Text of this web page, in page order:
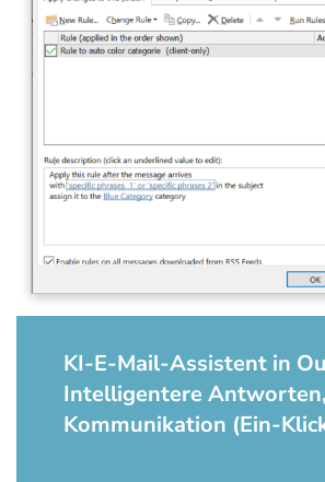
KI-E-Mail-Assistent in
Intelligentere
Kommunikation (Ein-